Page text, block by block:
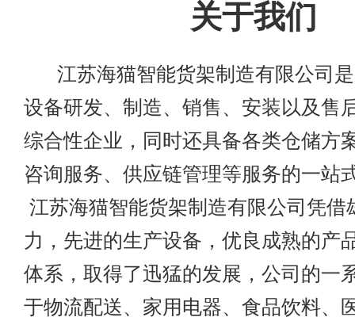
关于我们
江苏海猫智能货架制造有限公司是
设备研发、制造、销售、安装以及售
综合性企业，同时还具备各类仓储方
咨询服务、供应链管理等服务的
江苏海猫智能货架制造有限公司凭借
力，先进的生产设备，优良成熟的产
体系，取得了迅猛的发展，公司的一
于物流配送、家用电器、食品饮料、